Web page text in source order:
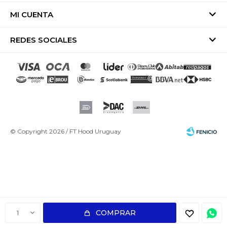
1 COMPRAR
MI CUENTA
REDES SOCIALES
© Copyright 2026 / FT Hood Uruguay